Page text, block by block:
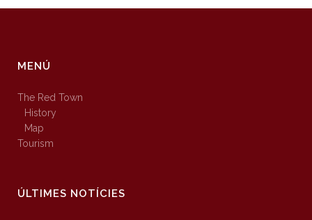
MENÚ
The Red Town
History
Map
Tourism
ÚLTIMES NOTÍCIES